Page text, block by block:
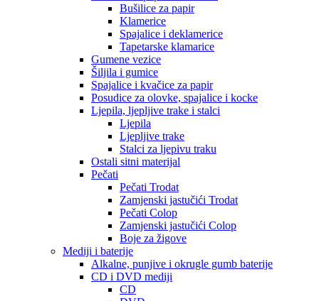
Bušilice za papir
Klamerice
Spajalice i deklamerice
Tapetarske klamarice
Gumene vezice
Šiljila i gumice
Spajalice i kvačice za papir
Posudice za olovke, spajalice i kocke
Ljepila, ljepljive trake i stalci
Ljepila
Ljepljive trake
Stalci za ljepivu traku
Ostali sitni materijal
Pečati
Pečati Trodat
Zamjenski jastučići Trodat
Pečati Colop
Zamjenski jastučići Colop
Boje za žigove
Mediji i baterije
Alkalne, punjive i okrugle gumb baterije
CD i DVD mediji
CD